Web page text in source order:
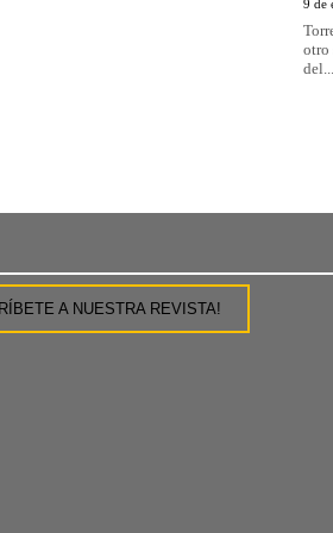
9 de
otro
del...
A NUESTRA REVISTA!